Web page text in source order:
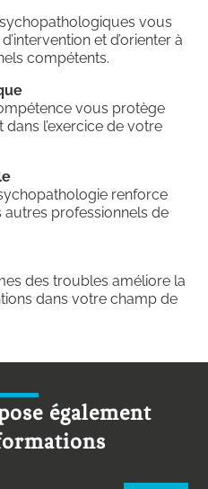
vous
et d’orienter à
compétents.
vous protège
l’exercice de votre
renforce
professionnels de
des troubles améliore la
dans votre champ de
également